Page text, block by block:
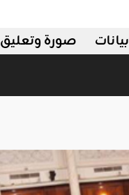
صورة وتعليق بيانات